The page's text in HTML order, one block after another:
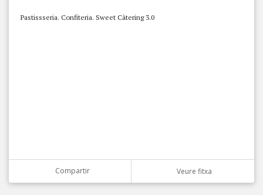
Pastissseria. Confiteria. Sweet Càtering 3.0
Compartir Veure fitxa